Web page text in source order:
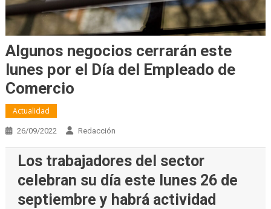
Algunos negocios cerrarán este
lunes por el Día del Empleado de
Comercio
Actualidad
26/09/2022 Redacción
Los trabajadores del sector
celebran su día este lunes 26 de
septiembre y habrá actividad